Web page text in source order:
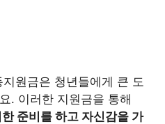
원금은 청년들에게 큰 도
. 이러한 지원금을 통해
준비를 하고 자신감을 가